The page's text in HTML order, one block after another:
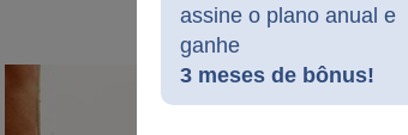
assine o plano anual e
ganhe
3 meses de bônus!